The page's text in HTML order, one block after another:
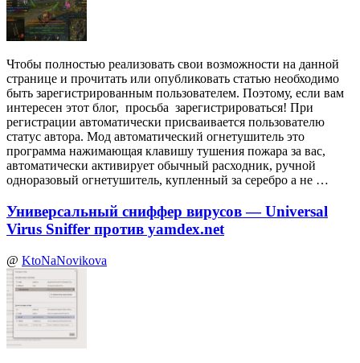
Чтобы полностью реализовать свои возможности на данной
странице и прочитать или опубликовать статью необходимо
быть зарегистрированным пользователем. Поэтому, если вам
интересен этот блог, просьба зарегистрироваться! При
регистрации автоматически присваивается пользователю
статус автора. Мод автоматический огнетушитель это
программа нажимающая клавишу тушения пожара за вас,
автоматически активирует обычный расходник, ручной
одноразовый огнетушитель, купленный за серебро а не …
Универсальный сниффер вирусов — Universal
Virus Sniffer против yamdex.net
@ KtoNaNovikova